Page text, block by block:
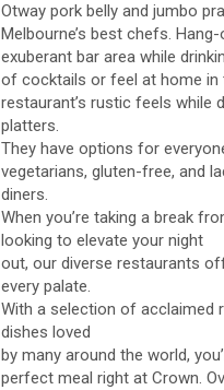
Otway pork belly and jumbo
Melbourne’s best chefs.
exuberant bar area while
of cocktails or feel at home in
restaurant’s rustic feels while
platters.
They have options for
vegetarians, gluten-free, and
diners.
When you’re taking a break
looking to elevate your night
out, our diverse restaurants
every palate.
With a selection of acclaimed
dishes loved
by many around the world,
perfect meal right at Crown.